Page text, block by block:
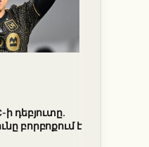
ի դեբյուտը.
բորբոքում է